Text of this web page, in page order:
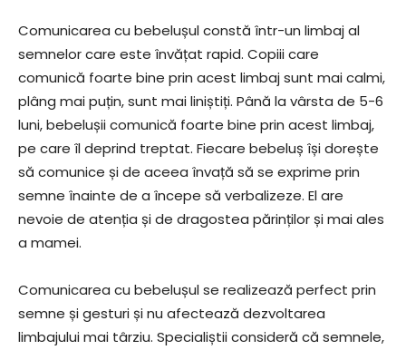
Comunicarea cu bebelușul constă într-un limbaj al
semnelor care este învățat rapid. Copiii care
comunică foarte bine prin acest limbaj sunt mai calmi,
plâng mai puțin, sunt mai liniștiți. Până la vârsta de 5-6
luni, bebelușii comunică foarte bine prin acest limbaj,
pe care îl deprind treptat. Fiecare bebeluș își dorește
să comunice și de aceea învață să se exprime prin
semne înainte de a începe să verbalizeze. El are
nevoie de atenția și de dragostea părinților și mai ales
a mamei.
Comunicarea cu bebelușul se realizează perfect prin
semne și gesturi și nu afectează dezvoltarea
limbajului mai târziu. Specialiștii consideră că semnele,